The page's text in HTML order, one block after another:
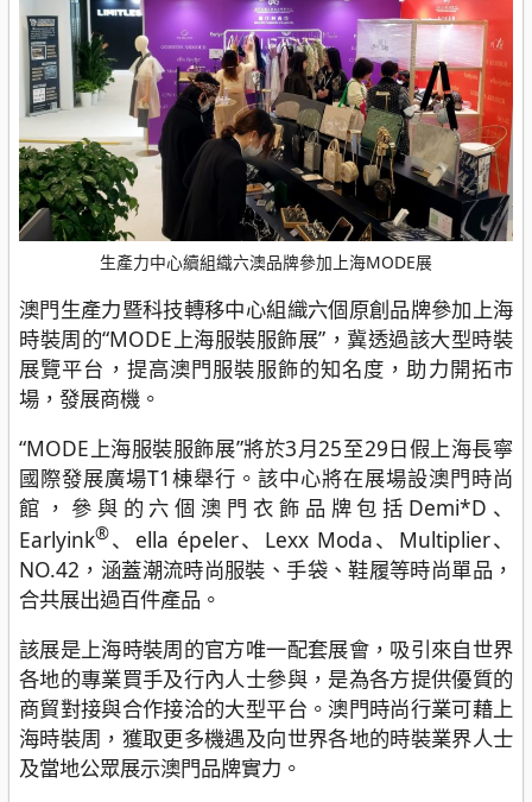
生產力中心續組織六澳品牌參加上海MODE展
澳門生產力暨科技轉移中心組織六個原創品牌參加上海
時裝周的“MODE上海服裝服飾展”，冀透過該大型時裝
展覽平台，提高澳門服裝服飾的知名度，助力開拓市
場，發展商機。
“MODE上海服裝服飾展”將於3月25至29日假上海長寧
國際發展廣場T1棟舉行。該中心將在展場設澳門時尚
館，參與的六個澳門衣飾品牌包括Demi*D、
Earlyink®、ella épeler、Lexx Moda、Multiplier、
NO.42，涵蓋潮流時尚服裝、手袋、鞋履等時尚單品，
合共展出過百件產品。
該展是上海時裝周的官方唯一配套展會，吸引來自世界
各地的專業買手及行內人士參與，是為各方提供優質的
商貿對接與合作接洽的大型平台。澳門時尚行業可藉上
海時裝周，獲取更多機遇及向世界各地的時裝業界人士
及當地公眾展示澳門品牌實力。